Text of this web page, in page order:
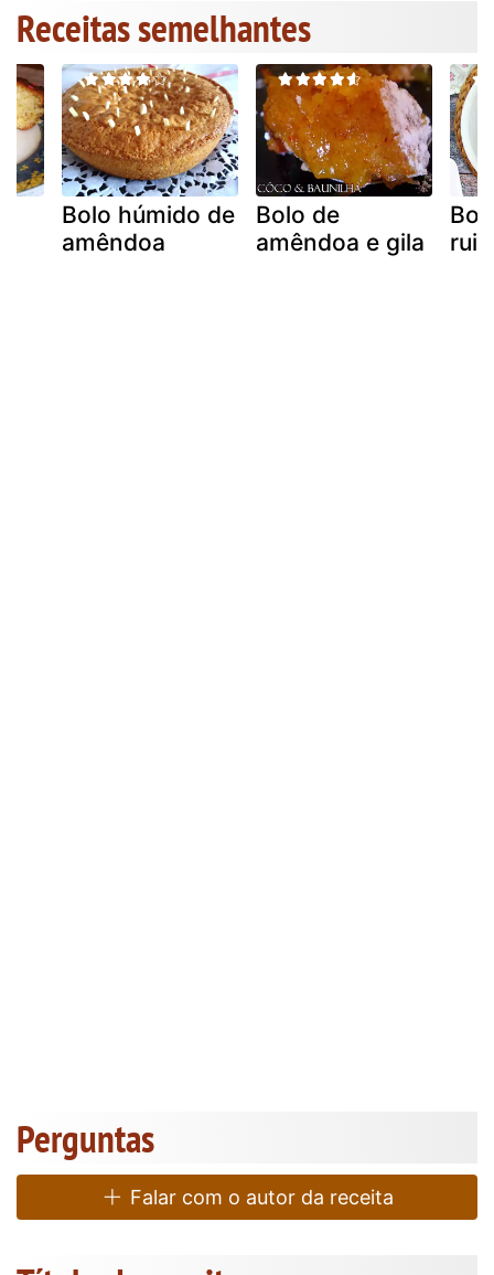
Receitas semelhantes
Bolo húmido de
amêndoa
Bolo de
amêndoa e gila
Perguntas
Falar com o autor da receita